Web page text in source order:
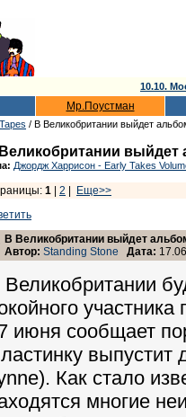
10.10.
Мр.Поустман
/ В Великобритании выйдет
выйдет
Джордж Харрисон - Early Takes
1 2
Еще>>
В Великобритании выйдет
Автор: Standing Stone Дата:
июня сообщает
Как стало
многие